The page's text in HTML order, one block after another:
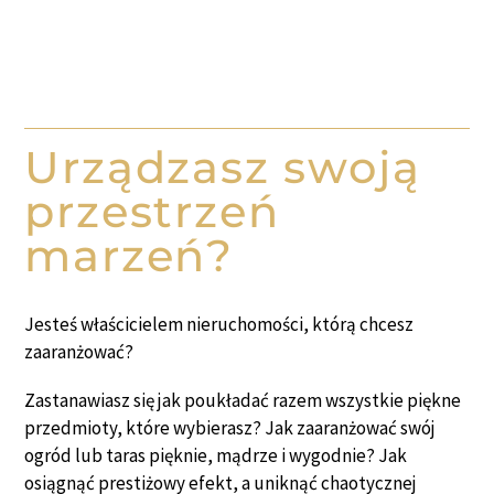
Urządzasz swoją
przestrzeń
marzeń?
Jesteś właścicielem nieruchomości, którą chcesz
zaaranżować?
Zastanawiasz się jak poukładać razem wszystkie piękne
przedmioty, które wybierasz? Jak zaaranżować swój
ogród lub taras pięknie, mądrze i wygodnie? Jak
osiągnąć prestiżowy efekt, a uniknąć chaotycznej